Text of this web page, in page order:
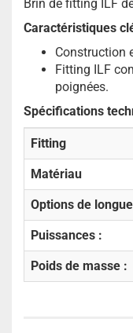
Brin de fitting ILF
Caractéristiques
Construction
Fitting ILF
poignées.
Spécifications
Fitting
Matériau
Options de
Puissances :
Poids de masse :